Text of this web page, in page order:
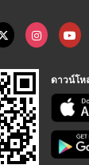
ดาวน์โห